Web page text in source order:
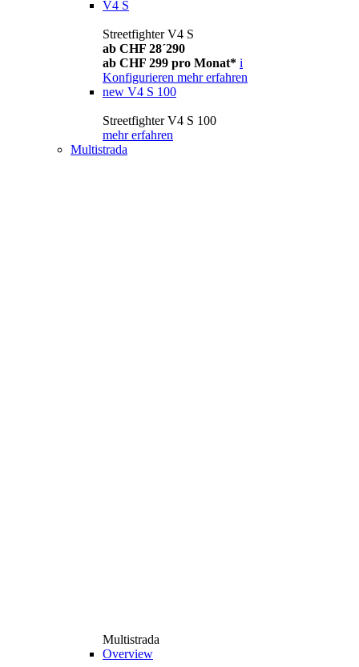
V4 S
Streetfighter V4 S
ab CHF 28´290
ab CHF 299 pro Monat* i
Konfigurieren mehr erfahren
new V4 S 100
Streetfighter V4 S 100
mehr erfahren
Multistrada
Multistrada
Overview